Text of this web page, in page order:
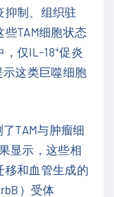
抑制、组织驻
TAM细胞状态
，仅IL-18+促炎
示这类巨噬细胞
TAM与肿瘤细
显示，这些相
移和血管生成的
）受体